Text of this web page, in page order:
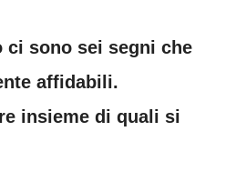
ci sono sei segni che
affidabili.
insieme di quali si